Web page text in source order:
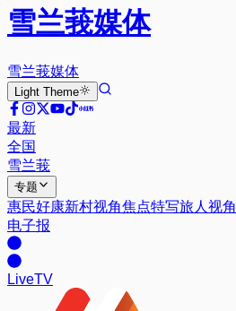
雪兰莪媒体
雪兰莪媒体
Light Theme
最新
全国
雪兰莪
专题
惠民好康新村视角焦点特写旅人视角
电子报
LiveTV